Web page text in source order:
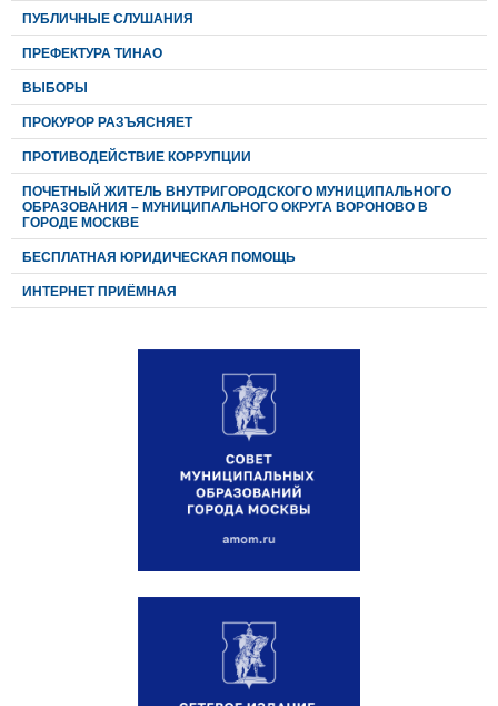
ПУБЛИЧНЫЕ СЛУШАНИЯ
ПРЕФЕКТУРА ТИНАО
ВЫБОРЫ
ПРОКУРОР РАЗЪЯСНЯЕТ
ПРОТИВОДЕЙСТВИЕ КОРРУПЦИИ
ПОЧЕТНЫЙ ЖИТЕЛЬ ВНУТРИГОРОДСКОГО МУНИЦИПАЛЬНОГО
ОБРАЗОВАНИЯ – МУНИЦИПАЛЬНОГО ОКРУГА ВОРОНОВО В
ГОРОДЕ МОСКВЕ
БЕСПЛАТНАЯ ЮРИДИЧЕСКАЯ ПОМОЩЬ
ИНТЕРНЕТ ПРИЁМНАЯ